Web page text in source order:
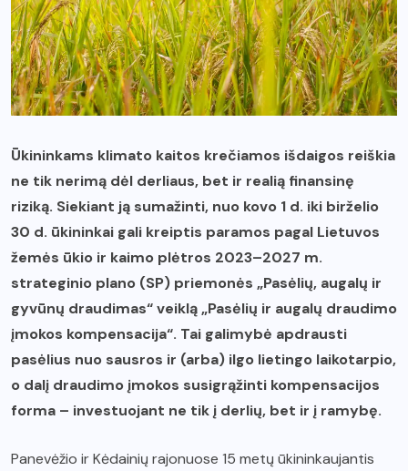
Ūkininkams klimato kaitos krečiamos išdaigos reiškia
ne tik nerimą dėl derliaus, bet ir realią finansinę
riziką. Siekiant ją sumažinti, nuo kovo 1 d. iki birželio
30 d. ūkininkai gali kreiptis paramos pagal Lietuvos
žemės ūkio ir kaimo plėtros 2023–2027 m.
strateginio plano (SP) priemonės „Pasėlių, augalų ir
gyvūnų draudimas“ veiklą „Pasėlių ir augalų draudimo
įmokos kompensacija“. Tai galimybė apdrausti
pasėlius nuo sausros ir (arba) ilgo lietingo laikotarpio,
o dalį draudimo įmokos susigrąžinti kompensacijos
forma – investuojant ne tik į derlių, bet ir į ramybę.
Panevėžio ir Kėdainių rajonuose 15 metų ūkininkaujantis